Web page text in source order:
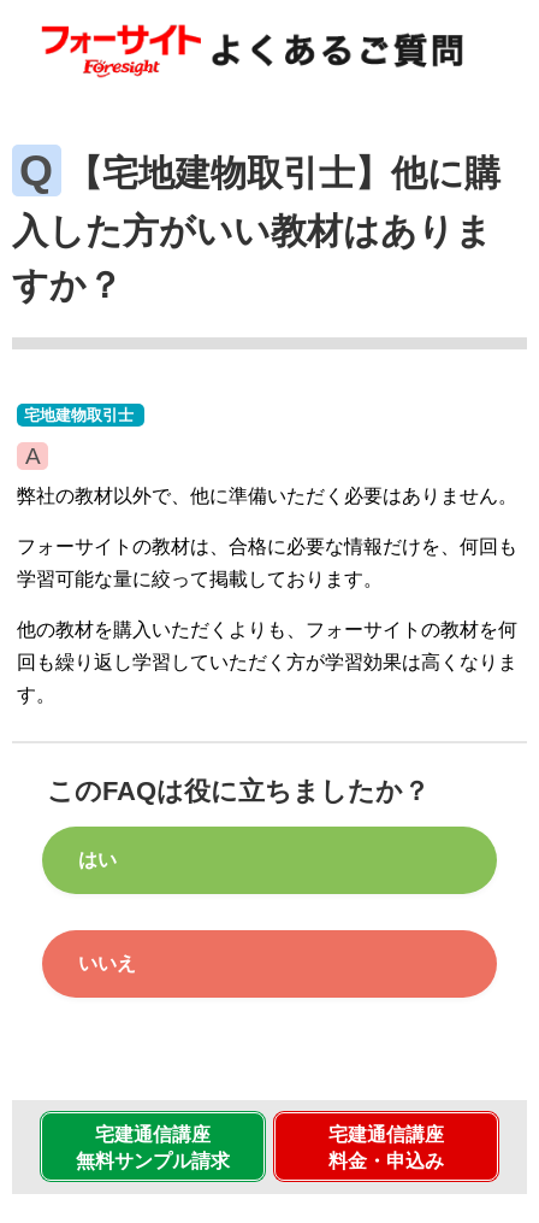
【宅地建物取引士】他に購
入した方がいい教材はありま
すか？
宅地建物取引士
弊社の教材以外で、他に準備いただく必要はありません。
フォーサイトの教材は、合格に必要な情報だけを、何回も
学習可能な量に絞って掲載しております。
他の教材を購入いただくよりも、フォーサイトの教材を何
回も繰り返し学習していただく方が学習効果は高くなりま
す。
このFAQは役に立ちましたか？
はい
いいえ
宅建通信講座
無料サンプル請求
宅建通信講座
料金・申込み